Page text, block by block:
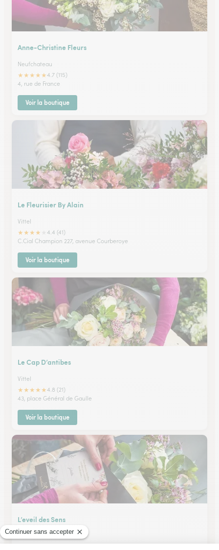
Anne-Christine Fleurs
Neufchateau
★★★★★4.7 (115)
4, rue de France
Voir la boutique
Le Fleurisier By Alain
Vittel
★★★★
4.4 (41)
C.Cial Champion 227, avenue Courberoye
Voir la boutique
Le Cap D’antibes
Vittel
★★★★★4.8 (21)
43, place Général de Gaulle
Voir la boutique
L’eveil des Sens
Val de Meuse